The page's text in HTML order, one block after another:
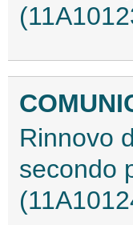
Rinnovo
secondo